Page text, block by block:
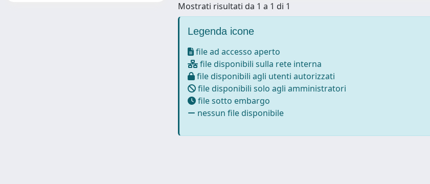
Mostrati risultati da 1 a 1 di 1
Legenda icone
file ad accesso aperto
file disponibili sulla rete interna
file disponibili agli utenti autorizzati
file disponibili solo agli amministratori
file sotto embargo
nessun file disponibile